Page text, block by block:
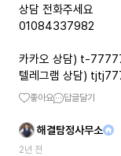
상담 전화주세요
01084337982
카카오 상담) t-
텔레그램 상담)
좋아요 답글달기
해결탐정사무소
2년 전